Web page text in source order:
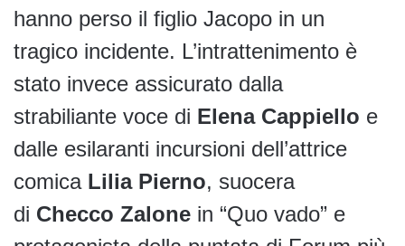
hanno perso il figlio Jacopo in un
tragico incidente. L’intrattenimento è
stato invece assicurato dalla
strabiliante voce di Elena Cappiello e
dalle esilaranti incursioni dell’attrice
comica Lilia Pierno, suocera
di Checco Zalone in “Quo vado” e